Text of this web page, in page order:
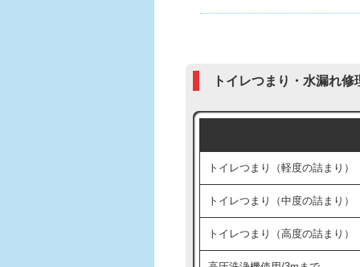
トイレつまり・水漏れ
トイレつまり（軽度の詰まり）
トイレつまり（中度の詰まり）
トイレつまり（高度の詰まり）